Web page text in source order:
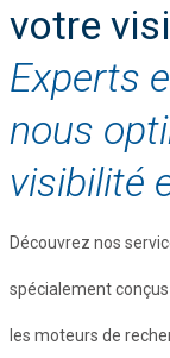
votre
Experts
nous
visibilité
Découvrez nos
spécialement
les moteurs de